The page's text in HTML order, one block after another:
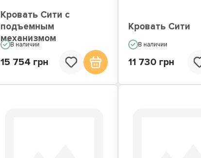
Кровать Сити с
подъемным
механизмом
В наличии
15 754 грн
Кровать Сити
В наличии
11 730 грн